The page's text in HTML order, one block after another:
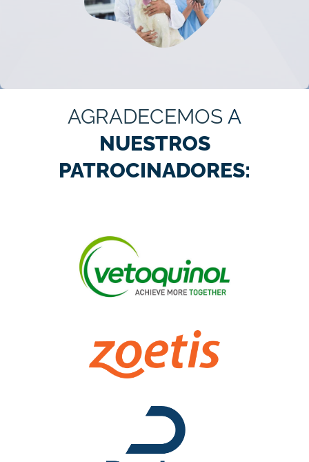
AGRADECEMOS A
NUESTROS
PATROCINADORES: